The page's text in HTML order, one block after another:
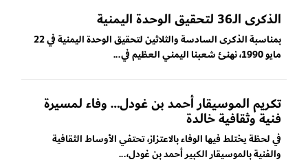
الذكرى الـ36 لتحقيق الوحدة اليمنية
بمناسبة الذكرى السادسة والثلاثين لتحقيق الوحدة اليمنية في 22
مايو 1990، نهنئ شعبنا اليمني العظيم في...
تكريم الموسيقار أحمد بن غودل… وفاء لمسيرة
فنية وثقافية خالدة
في لحظة يختلط فيها الوفاء بالاعتزاز، تحتفي الأوساط الثقافية
والفنية بالموسيقار الكبير أحمد بن غودل،...